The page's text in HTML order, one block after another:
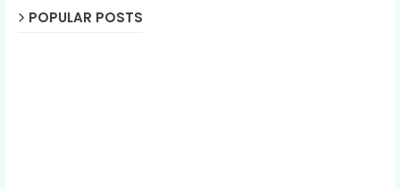
POPULAR POSTS